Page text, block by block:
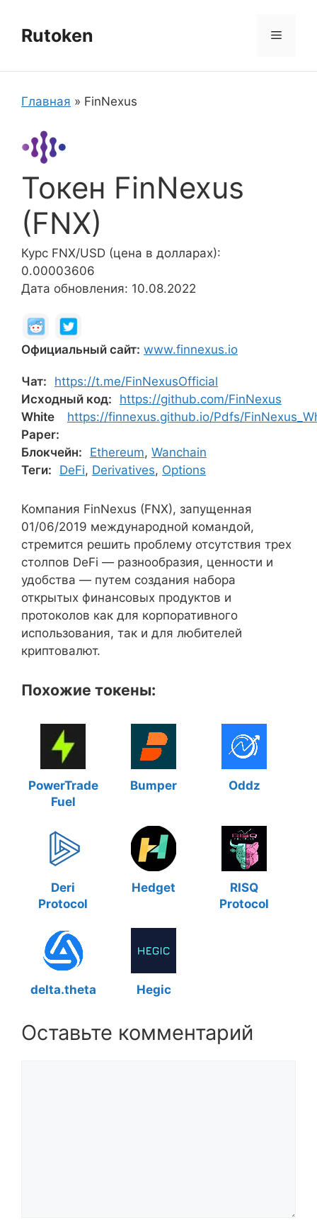
содержимому
Rutoken Меню
Главная » FinNexus
Токен FinNexus
(FNX)
Курс FNX/USD (цена в долларах):
0.00003606
Дата обновления: 10.08.2022
Официальный сайт: www.finnexus.io
Чат:
https://t.me/FinNexusOfficial
Исходный код:
https://github.com/FinNexus
White
Paper:
https://finnexus.github.io/Pdfs/
Блокчейн: Ethereum, Wanchain
Теги:
DeFi, Derivatives, Options
Компания FinNexus (FNX), запущенная
01/06/2019 международной командой,
стремится решить проблему отсутствия трех
столпов DeFi — разнообразия, ценности и
удобства — путем создания набора
открытых финансовых продуктов и
протоколов как для корпоративного
использования, так и для любителей
криптовалют.
Похожие токены:
PowerTrade
Fuel
Bumper Oddz
Deri
Protocol
Hedget
RISQ
Protocol
delta.theta Hegic
Оставьте комментарий